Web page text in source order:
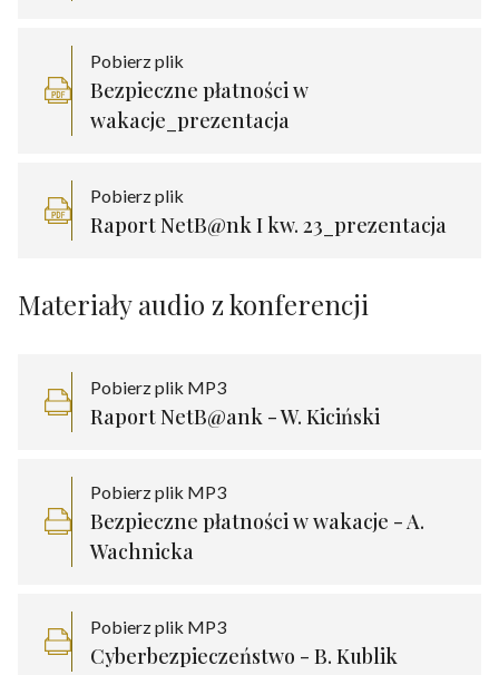
Pobierz plik
Bezpieczne płatności w
wakacje_prezentacja
Pobierz plik
Raport NetB@nk I kw. 23_prezentacja
Materiały audio z konferencji
Pobierz plik MP3
Raport NetB@ank - W. Kiciński
Pobierz plik MP3
Bezpieczne płatności w wakacje - A.
Wachnicka
Pobierz plik MP3
Cyberbezpieczeństwo - B. Kublik